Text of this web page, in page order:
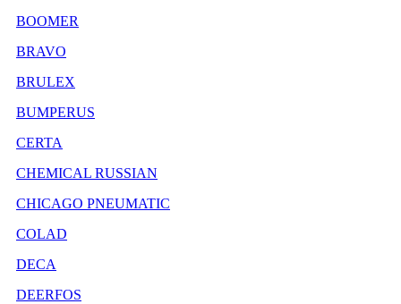
BOOMER
BRAVO
BRULEX
BUMPERUS
CERTA
CHEMICAL RUSSIAN
CHICAGO PNEUMATIC
COLAD
DECA
DEERFOS